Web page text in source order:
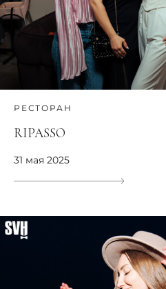
РЕСТОРАН
RIPASSO
31 мая 2025